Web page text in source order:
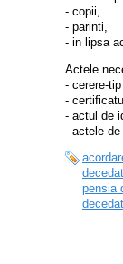
- copii,
- parinti,
- in lipsa
Actele
- cerere-tip
-
- actul de
- actele
decedat
pensia
decedat